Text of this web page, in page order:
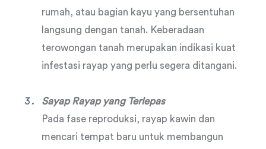
rumah, atau bagian kayu yang bersentuhan
langsung dengan tanah. Keberadaan
terowongan tanah merupakan indikasi kuat
infestasi rayap yang perlu segera ditangani.
Sayap Rayap yang Terlepas
Pada fase reproduksi, rayap kawin dan
mencari tempat baru untuk membangun